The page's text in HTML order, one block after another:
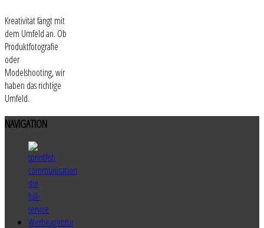
Kreativität fängt mit
dem Umfeld an. Ob
Produktfotografie
oder
Modelshooting, wir
haben das richtige
Umfeld.
NAVIGATION